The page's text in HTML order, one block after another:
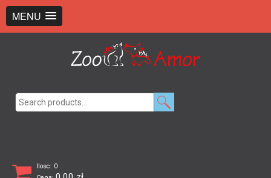
MENU
Ilosc: 0